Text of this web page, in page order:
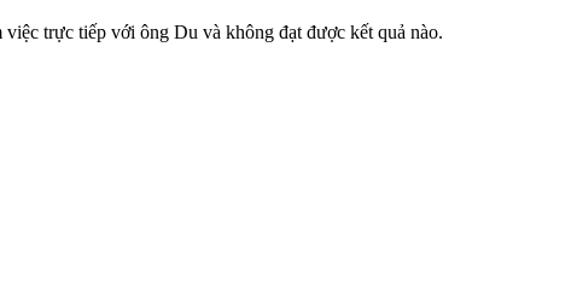
trực tiếp với ông Du và không đạt được kết quả nào.